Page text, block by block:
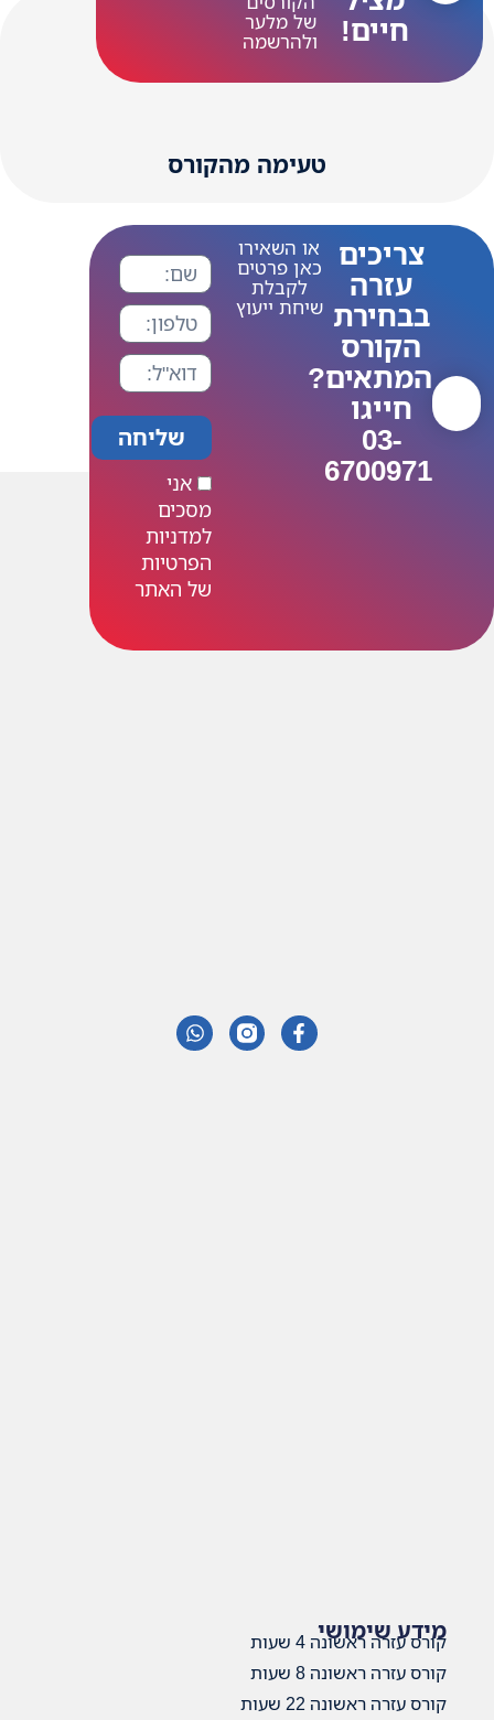
חיים! של מלער
ולהרשמה
טעימה מהקורס
צריכים
עזרה
בבחירת
הקורס
המתאים?
חייגו
03-
6700971
או השאירו
כאן פרטים
לקבלת
שיחת ייעוץ
אני
מסכים
למדניות
הפרטיות
של האתר
שליחה
מידע שימושי
קורס עזרה ראשונה 4 שעות
קורס עזרה ראשונה 8 שעות
קורס עזרה ראשונה 22 שעות